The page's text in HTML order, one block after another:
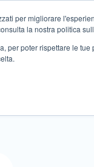
per migliorare
la nostra politica
per poter rispettare le